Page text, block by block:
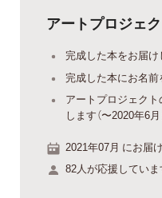
アートプロジェ
完成した本をお届け
完成した本にお名
アートプロジェク
します（〜2020年6月
2021年07月 にお届
82人が応援していま